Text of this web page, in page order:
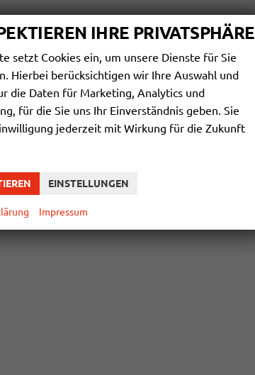
IHRE PRIVATSPHÄRE
setzt Cookies ein, um unsere Dienste für Sie
Hierbei berücksichtigen wir Ihre Auswahl und
die Daten für Marketing, Analytics und
für die Sie uns Ihr Einverständnis geben. Sie
jederzeit mit Wirkung für die Zukunft
EINSTELLUNGEN
Impressum